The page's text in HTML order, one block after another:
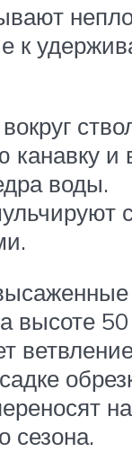
к
канавку
воды.
высоте
сезона.